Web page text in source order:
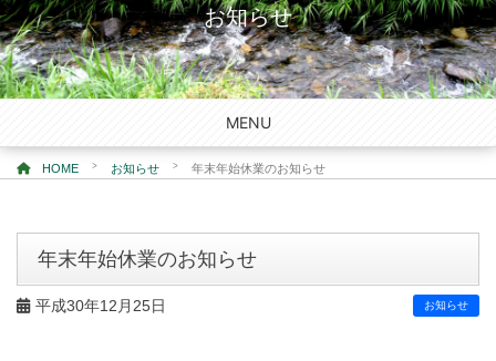
content
お知らせ
MENU
HOME > お知らせ > 年末年始休業のお知らせ
年末年始休業のお知らせ
平成30年12月25日 お知らせ